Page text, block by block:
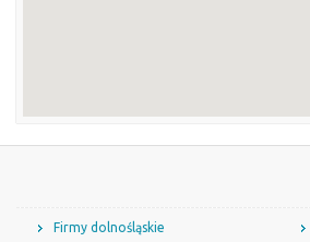
Firmy dolnośląskie